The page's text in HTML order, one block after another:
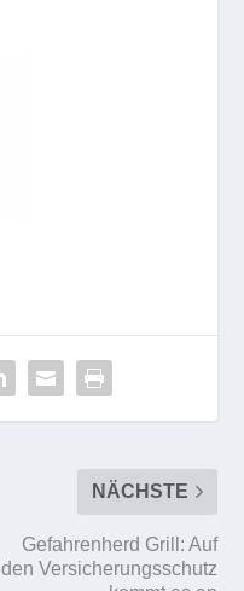
NÄCHSTE
Gefahrenherd Grill: Auf
den Versicherungsschutz